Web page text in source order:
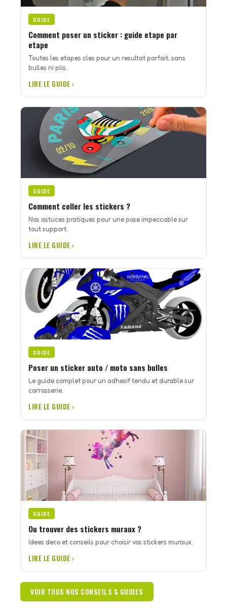
GUIDE
Comment poser un sticker : guide etape par
etape
Toutes les etapes cles pour un resultat parfait, sans
bulles ni plis.
LIRE LE GUIDE ›
GUIDE
Comment coller les stickers ?
Nos astuces pratiques pour une pose impeccable sur
tout support.
LIRE LE GUIDE ›
GUIDE
Poser un sticker auto / moto sans bulles
Le guide complet pour un adhesif tendu et durable sur
carrosserie.
LIRE LE GUIDE ›
GUIDE
Ou trouver des stickers muraux ?
Idees deco et conseils pour choisir vos stickers muraux.
LIRE LE GUIDE ›
VOIR TOUS NOS CONSEILS & GUIDES